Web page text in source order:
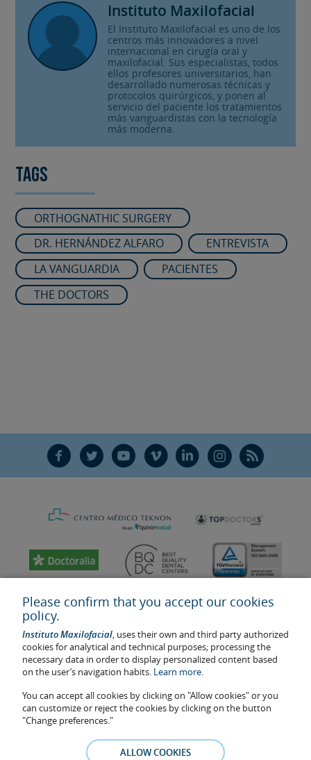
Instituto Maxilofacial
El Instituto Maxilofacial es uno de los
centros más innovadores a nivel
internacional en cirugía oral y
maxilofacial. Sus especialistas, todos
ellos profesores universitarios, han
desarrollado numerosas técnicas y
protocolos quirúrgicos, y ponen al
servicio del paciente los tratamientos
más vanguardistas con la tecnología
más moderna.
Tags
ORTHOGNATHIC SURGERY
DR. HERNÁNDEZ ALFARO
ENTREVISTA
LA VANGUARDIA
PACIENTES
THE DOCTORS
F T Y V L Ñ R
Last update: 2023
Health center authorisation number: E08646940
The information featured in this website does not replace but
complements the doctor-patient relationship. If in doubt, consult
Please confirm that you accept our cookies
policy.
Instituto Maxilofacial, uses their own and third party authorized
cookies for analytical and technical purposes; processing the
necessary data in order to display personalized content based
on the user’s navigation habits. Learn more.
You can accept all cookies by clicking on "Allow cookies" or you
can customize or reject the cookies by clicking on the button
"Change preferences."
ALLOW COOKIES